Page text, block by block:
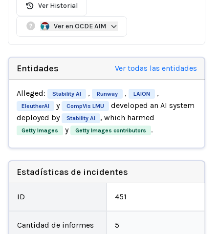
Ver Historial
Ver en OCDE AIM
Entidades Ver todas las entidades
Alleged: Stability AI , Runway , LAION ,
EleutherAI y CompVis LMU
developed an AI system
deployed by
Stability AI , which harmed
Getty Images y Getty Images contributors .
Estadísticas de incidentes
ID 451
Cantidad de informes 5